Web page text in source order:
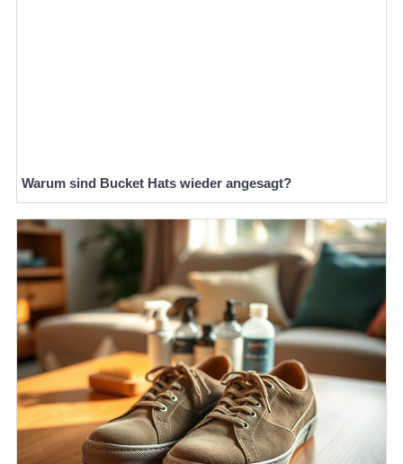
Warum sind Bucket Hats wieder angesagt?